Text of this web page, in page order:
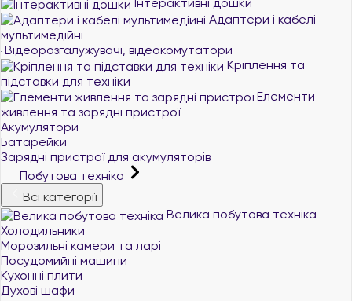
Адаптери і кабелі
мультимедійні
Відеорозгалужувачі, відеокомутатори
Кріплення та
підставки для техніки
Елементи
живлення та зарядні пристрої
Акумулятори
Батарейки
Зарядні пристрої для акумуляторів
Побутова техніка
Всі категорії
Велика побутова техніка
Холодильники
Морозильні камери та ларі
Посудомийні машини
Кухонні плити
Духові шафи